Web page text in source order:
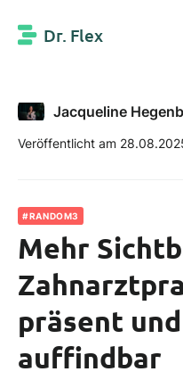
Dr. Flex
Jacqueline
Veröffentlicht am
#RANDOM3
Mehr
präsent
auffindbar